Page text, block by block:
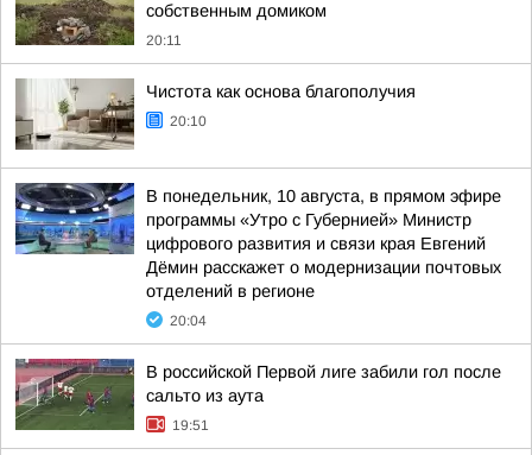
собственным домиком
20:11
Чистота как основа благополучия
20:10
В понедельник, 10 августа, в прямом эфире
программы «Утро с Губернией» Министр
цифрового развития и связи края Евгений
Дёмин расскажет о модернизации почтовых
отделений в регионе
20:04
В российской Первой лиге забили гол после
сальто из аута
19:51